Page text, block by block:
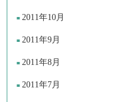
2011年10月
2011年9月
2011年8月
2011年7月